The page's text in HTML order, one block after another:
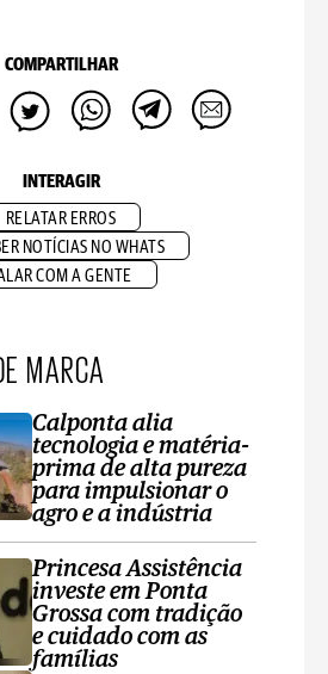
COMPARTILHAR
INTERAGIR
RELATAR ERROS
NOTÍCIAS NO WHATS
COM A GENTE
MARCA
Calponta alia
tecnologia e matéria-
prima de alta pureza
para impulsionar o
agro e a indústria
Princesa Assistência
investe em Ponta
Grossa com tradição
e cuidado com as
famílias